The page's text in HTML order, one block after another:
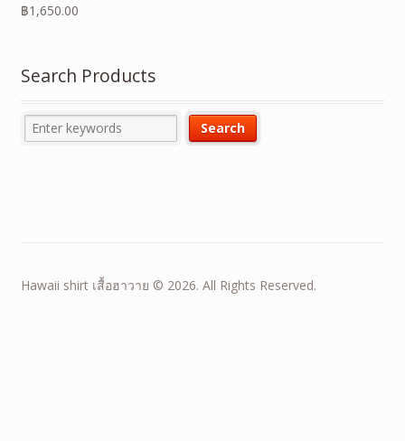
฿1,650.00
Search Products
Hawaii shirt เสื้อฮาวาย © 2026. All Rights Reserved.